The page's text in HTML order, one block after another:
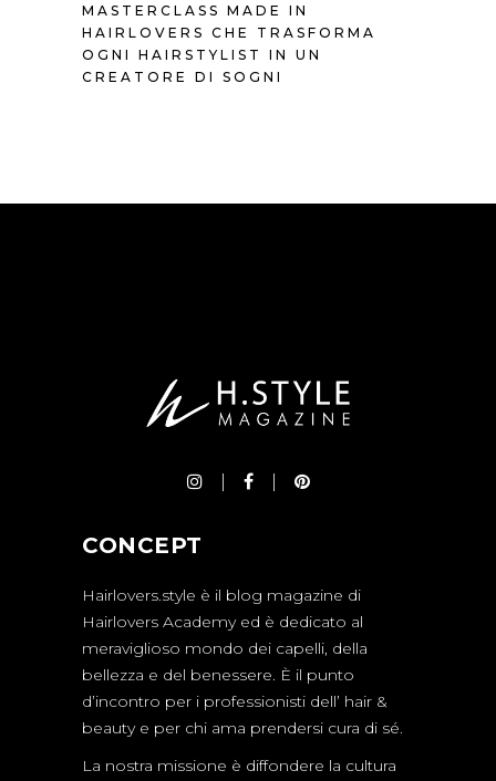
MASTERCLASS MADE IN
HAIRLOVERS CHE TRASFORMA
OGNI HAIRSTYLIST IN UN
CREATORE DI SOGNI
CONCEPT
Hairlovers.style è il blog magazine di
Hairlovers Academy ed è dedicato al
meraviglioso mondo dei capelli, della
bellezza e del benessere. È il punto
d’incontro per i professionisti dell’ hair &
beauty e per chi ama prendersi cura di sé.
La nostra missione è diffondere la cultura